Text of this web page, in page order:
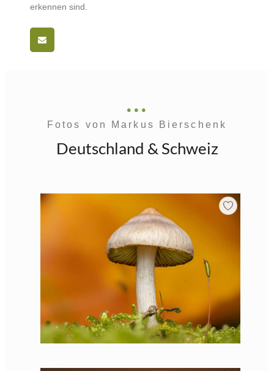
erkennen sind.
Fotos von Markus Bierschenk
Deutschland & Schweiz